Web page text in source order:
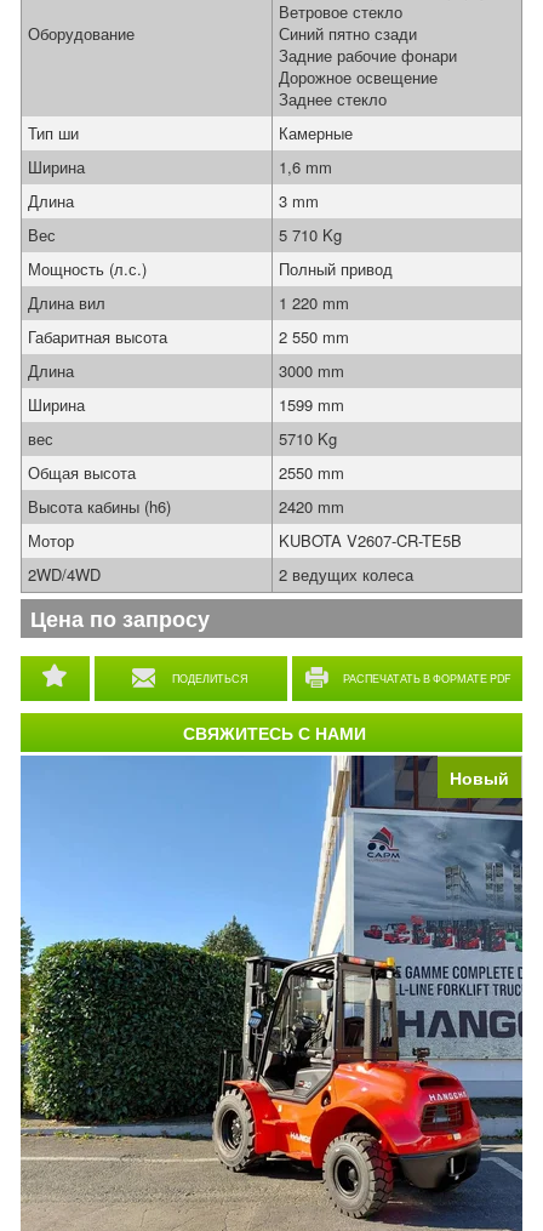
Новый
ПОДЕЛИТЬСЯ РАСПЕЧАТАТЬ В ФОРМАТЕ PDF
Оборудование
Ветровое стекло
Синий пятно сзади
Задние рабочие фонари
Дорожное освещение
Заднее стекло
Тип ши
Камерные
Ширина
1,6 mm
Длина
3 mm
Вес
5 710 Kg
Мощность (л.с.)
Полный привод
Длина вил
1 220 mm
Габаритная высота
2 550 mm
Длина
3000 mm
Ширина
1599 mm
вес
5710 Kg
Общая высота
2550 mm
Высота кабины (h6)
2420 mm
Мотор
KUBOTA V2607-CR-TE5B
2WD/4WD
2 ведущих колеса
Цена по запросу
СВЯЖИТЕСЬ С НАМИ